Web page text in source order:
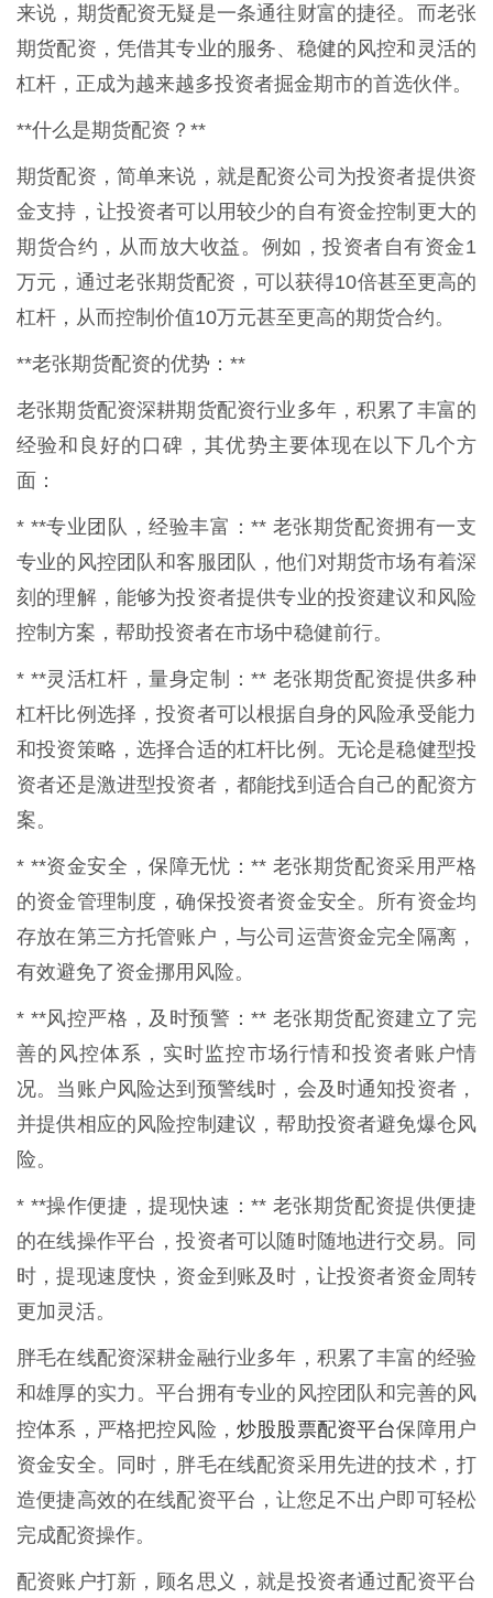
来说，期货配资无疑是一条通往财富的捷径。而老张
期货配资，凭借其专业的服务、稳健的风控和灵活的
杠杆，正成为越来越多投资者掘金期市的首选伙伴。
**什么是期货配资？**
期货配资，简单来说，就是配资公司为投资者提供资
金支持，让投资者可以用较少的自有资金控制更大的
期货合约，从而放大收益。例如，投资者自有资金1
万元，通过老张期货配资，可以获得10倍甚至更高的
杠杆，从而控制价值10万元甚至更高的期货合约。
**老张期货配资的优势：**
老张期货配资深耕期货配资行业多年，积累了丰富的
经验和良好的口碑，其优势主要体现在以下几个方
面：
* **专业团队，经验丰富：** 老张期货配资拥有一支
专业的风控团队和客服团队，他们对期货市场有着深
刻的理解，能够为投资者提供专业的投资建议和风险
控制方案，帮助投资者在市场中稳健前行。
* **灵活杠杆，量身定制：** 老张期货配资提供多种
杠杆比例选择，投资者可以根据自身的风险承受能力
和投资策略，选择合适的杠杆比例。无论是稳健型投
资者还是激进型投资者，都能找到适合自己的配资方
案。
* **资金安全，保障无忧：** 老张期货配资采用严格
的资金管理制度，确保投资者资金安全。所有资金均
存放在第三方托管账户，与公司运营资金完全隔离，
有效避免了资金挪用风险。
* **风控严格，及时预警：** 老张期货配资建立了完
善的风控体系，实时监控市场行情和投资者账户情
况。当账户风险达到预警线时，会及时通知投资者，
并提供相应的风险控制建议，帮助投资者避免爆仓风
险。
* **操作便捷，提现快速：** 老张期货配资提供便捷
的在线操作平台，投资者可以随时随地进行交易。同
时，提现速度快，资金到账及时，让投资者资金周转
更加灵活。
胖毛在线配资深耕金融行业多年，积累了丰富的经验
和雄厚的实力。平台拥有专业的风控团队和完善的风
控体系，严格把控风险， 炒股股票配资平台保障用户
资金安全。同时，胖毛在线配资采用先进的技术，打
造便捷高效的在线配资平台，让您足不出户即可轻松
完成配资操作。
配资账户打新，顾名思义，就是投资者通过配资平台